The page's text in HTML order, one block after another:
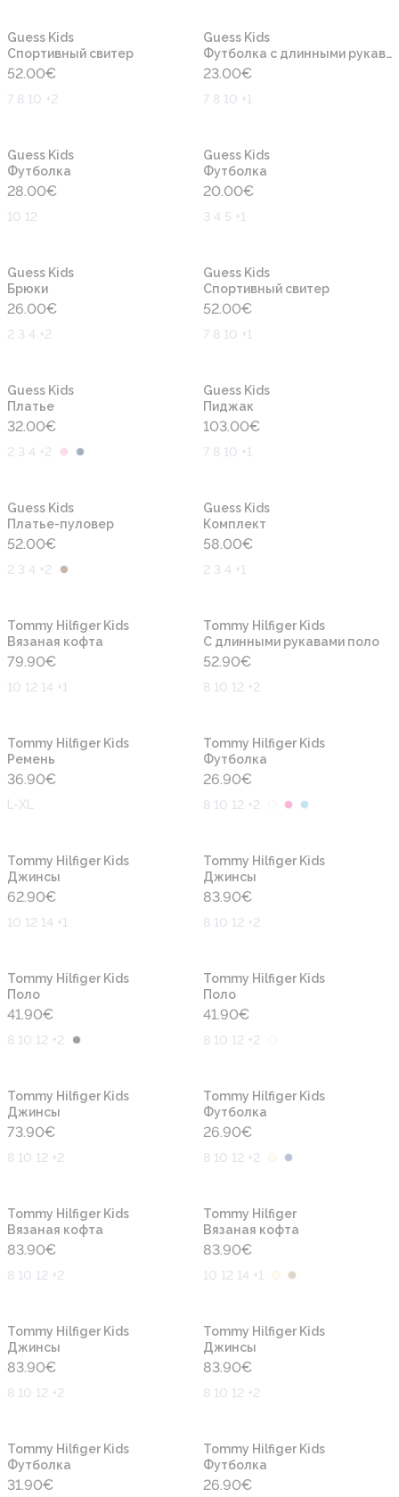
Guess Kids
Cпортивный свитер
52.00€
7 8 10 +2
Guess Kids
Футболка с длинными рукавами
23.00€
7 8 10 +1
Guess Kids
Футболка
28.00€
10 12
Guess Kids
Футболка
20.00€
3 4 5 +1
Guess Kids
Брюки
26.00€
2 3 4 +2
Guess Kids
Cпортивный свитер
52.00€
7 8 10 +1
Guess Kids
Платье
32.00€
2 3 4 +2
Guess Kids
Пиджак
103.00€
7 8 10 +1
Guess Kids
Платье-пуловер
52.00€
2 3 4 +2
Guess Kids
Комплект
58.00€
2 3 4 +1
Tommy Hilfiger Kids
Вязаная кофта
79.90€
10 12 14 +1
Tommy Hilfiger Kids
С длинными рукавами поло
52.90€
8 10 12 +2
Tommy Hilfiger Kids
Ремень
36.90€
L-XL
Tommy Hilfiger Kids
Футболка
26.90€
8 10 12 +2
Tommy Hilfiger Kids
Джинсы
62.90€
10 12 14 +1
Tommy Hilfiger Kids
Джинсы
83.90€
8 10 12 +2
Tommy Hilfiger Kids
Поло
41.90€
8 10 12 +2
Tommy Hilfiger Kids
Поло
41.90€
8 10 12 +2
Tommy Hilfiger Kids
Джинсы
73.90€
8 10 12 +2
Tommy Hilfiger Kids
Футболка
26.90€
8 10 12 +2
Tommy Hilfiger Kids
Вязаная кофта
83.90€
8 10 12 +2
Tommy Hilfiger
Вязаная кофта
83.90€
10 12 14 +1
Tommy Hilfiger Kids
Джинсы
83.90€
8 10 12 +2
Tommy Hilfiger Kids
Джинсы
83.90€
8 10 12 +2
Tommy Hilfiger Kids
Футболка
31.90€
Tommy Hilfiger Kids
Футболка
26.90€